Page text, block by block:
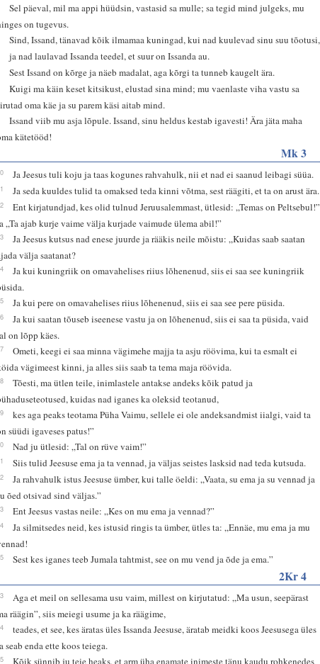
Sel päeval, mil ma appi hüüdsin, vastasid sa mulle; sa tegid mind julgeks, mu
on tugevus.
Sind, Issand, tänavad kõik ilmamaa kuningad, kui nad kuulevad sinu suu tõotusi,
ja nad laulavad Issanda teedel, et suur on Issanda au.
Sest Issand on kõrge ja näeb madalat, aga kõrgi ta tunneb kaugelt ära.
Kuigi ma käin keset kitsikust, elustad sina mind; mu vaenlaste viha vastu sa
oma käe ja su parem käsi aitab mind.
Issand viib mu asja lõpule. Issand, sinu heldus kestab igavesti! Ära jäta maha
kätetööd!
Mk 3
Ja Jeesus tuli koju ja taas kogunes rahvahulk, nii et nad ei saanud leibagi süüa.
Ja seda kuuldes tulid ta omaksed teda kinni võtma, sest räägiti, et ta on arust ära.
Ent kirjatundjad, kes olid tulnud Jeruusalemmast, ütlesid: „Temas on Peltsebul!”
„Ta ajab kurje vaime välja kurjade vaimude ülema abil!”
Ja Jeesus kutsus nad enese juurde ja rääkis neile mõistu: „Kuidas saab saatan
välja saatanat?
Ja kui kuningriik on omavahelises riius lõhenenud, siis ei saa see kuningriik
Ja kui pere on omavahelises riius lõhenenud, siis ei saa see pere püsida.
Ja kui saatan tõuseb iseenese vastu ja on lõhenenud, siis ei saa ta püsida, vaid
on lõpp käes.
Ometi, keegi ei saa minna vägimehe majja ta asju röövima, kui ta esmalt ei
vägimeest kinni, ja alles siis saab ta tema maja röövida.
Tõesti, ma ütlen teile, inimlastele antakse andeks kõik patud ja
kuidas nad iganes ka oleksid teotanud,
kes aga peaks teotama Püha Vaimu, sellele ei ole andeksandmist iialgi, vaid ta
süüdi igaveses patus!”
Nad ju ütlesid: „Tal on rüve vaim!”
Siis tulid Jeesuse ema ja ta vennad, ja väljas seistes lasksid nad teda kutsuda.
Ja rahvahulk istus Jeesuse ümber, kui talle öeldi: „Vaata, su ema ja su vennad ja
õed otsivad sind väljas.”
Ent Jeesus vastas neile: „Kes on mu ema ja vennad?”
Ja silmitsedes neid, kes istusid ringis ta ümber, ütles ta: „Ennäe, mu ema ja mu
Sest kes iganes teeb Jumala tahtmist, see on mu vend ja õde ja ema.”
2Kr 4
Aga et meil on sellesama usu vaim, millest on kirjutatud: „Ma usun, seepärast
räägin”, siis meiegi usume ja ka räägime,
teades, et see, kes äratas üles Issanda Jeesuse, äratab meidki koos Jeesusega üles
seab enda ette koos teiega.
Kõik sünnib ju teie heaks, et arm üha enamate inimeste tänu kaudu rohkenedes